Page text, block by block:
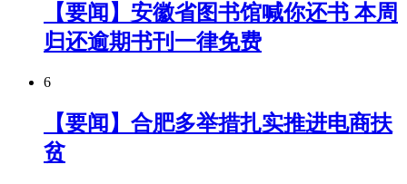
【要闻】安徽省图书馆喊你还书 本周
归还逾期书刊一律免费
6
【要闻】合肥多举措扎实推进电商扶
贫